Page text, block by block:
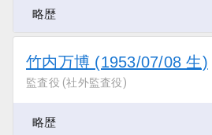
略歴
竹内万博 (1953/07/08 生)
監査役 (社外監査役)
略歴